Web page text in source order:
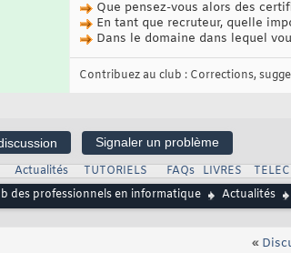
Que pensez-vous alors des
En tant que recruteur, quelle
Dans le domaine dans lequel
Contribuez au club : Corrections,
Signaler un problème
Actualités
TUTORIELS FAQs LIVRES
des professionnels en informatique Actualités
«